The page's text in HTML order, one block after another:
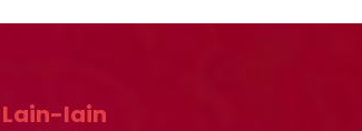
Lain-lain